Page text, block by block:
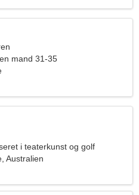
mand 31-35
i teaterkunst og golf
Australien